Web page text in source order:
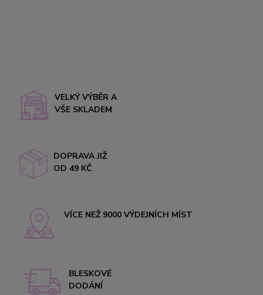
VELKÝ VÝBĚR A
VŠE SKLADEM
DOPRAVA JIŽ
OD 49 KČ
VÍCE NEŽ 9000 VÝDEJNÍCH MÍST
BLESKOVÉ
DODÁNÍ